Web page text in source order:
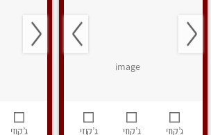
ג’קוזי ג’קוזי ג’קוזי ג’קוזי